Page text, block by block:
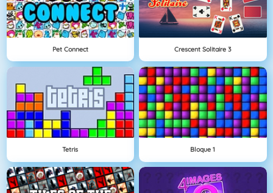
Pet Connect Crescent Solitaire 3
Tetris Bloque 1